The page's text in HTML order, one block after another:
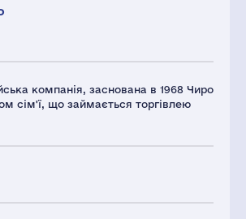
компанія, заснована в 1968 Чиро
сім'ї, що займається торгівлею